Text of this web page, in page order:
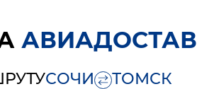
СОЧИ ТОМСК